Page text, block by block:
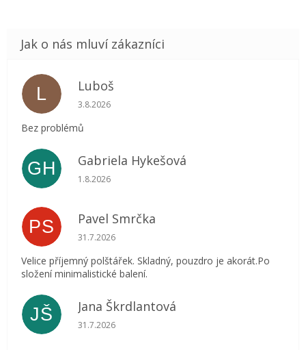
L Luboš
Hodnocení obchodu je 5 z 5 hvězdiček.
3.8.2026
Bez problémů
GH Gabriela Hykešová
Hodnocení obchodu je 5 z 5 hvězdiček.
1.8.2026
PS Pavel Smrčka
Hodnocení obchodu je 5 z 5 hvězdiček.
31.7.2026
Velice příjemný polštářek. Skladný, pouzdro je akorát.Po
složení minimalistické balení.
JŠ Jana Škrdlantová
Hodnocení obchodu je 5 z 5 hvězdiček.
31.7.2026